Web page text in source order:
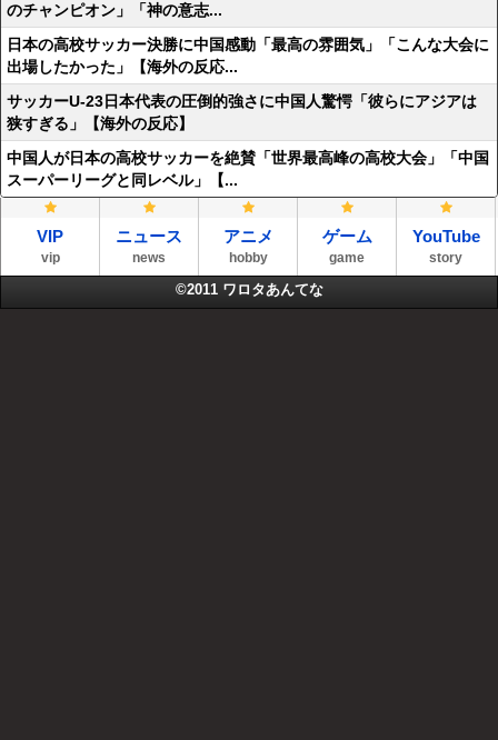
のチャンピオン」「神の意志...
日本の高校サッカー決勝に中国感動「最高の雰囲気」「こんな大会に
出場したかった」【海外の反応...
サッカーU-23日本代表の圧倒的強さに中国人驚愕「彼らにアジアは
狭すぎる」【海外の反応】
中国人が日本の高校サッカーを絶賛「世界最高峰の高校大会」「中国
スーパーリーグと同レベル」【...
VIP
vip
ニュース
news
アニメ
hobby
ゲーム
game
YouTube
story
©2011 ワロタあんてな